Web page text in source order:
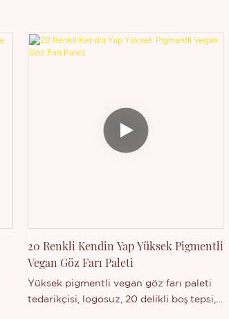
20 Renkli Kendin Yap Yüksek Pigmentli
Vegan Göz Farı Paleti
Yüksek pigmentli vegan göz farı paleti
tedarikçisi, logosuz, 20 delikli boş tepsi,